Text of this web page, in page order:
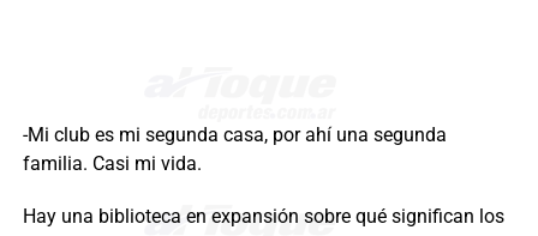
-Mi club es mi segunda casa, por ahí una segunda
familia. Casi mi vida.
Hay una biblioteca en expansión sobre qué significan los